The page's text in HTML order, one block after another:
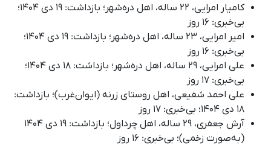
کامیار امرایی، ۲۲ ساله، اهل دره‌شهر؛ بازداشت: ۱۹ دی ۱۴۰۴؛
بی‌خبری: ۱۶ روز
امیر امرایی، ۲۳ ساله، اهل دره‌شهر؛ بازداشت: ۱۹ دی ۱۴۰۴؛
بی‌خبری: ۱۶ روز
علی امرایی، ۲۹ ساله، اهل دره‌شهر؛ بازداشت: ۱۸ دی ۱۴۰۴؛
بی‌خبری: ۱۷ روز
علی احمد شفیعی، اهل روستای زرنه (ایوان‌غرب)؛ بازداشت:
۱۸ دی ۱۴۰۴؛ بی‌خبری: ۱۷ روز
آرش جعفری، ۲۹ ساله، اهل چرداول؛ بازداشت: ۱۹ دی ۱۴۰۴
(به‌صورت زخمی)؛ بی‌خبری: ۱۶ روز